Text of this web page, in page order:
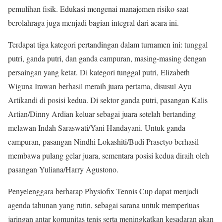
pemulihan fisik. Edukasi mengenai manajemen risiko saat
berolahraga juga menjadi bagian integral dari acara ini.
Terdapat tiga kategori pertandingan dalam turnamen ini: tunggal
putri, ganda putri, dan ganda campuran, masing-masing dengan
persaingan yang ketat. Di kategori tunggal putri, Elizabeth
Wiguna Irawan berhasil meraih juara pertama, disusul Ayu
Artikandi di posisi kedua. Di sektor ganda putri, pasangan Kalis
Artian/Dinny Ardian keluar sebagai juara setelah bertanding
melawan Indah Saraswati/Yani Handayani. Untuk ganda
campuran, pasangan Nindhi Lokashiti/Budi Prasetyo berhasil
membawa pulang gelar juara, sementara posisi kedua diraih oleh
pasangan Yuliana/Harry Agustono.
Penyelenggara berharap Physiofix Tennis Cup dapat menjadi
agenda tahunan yang rutin, sebagai sarana untuk memperluas
jaringan antar komunitas tenis serta meningkatkan kesadaran akan